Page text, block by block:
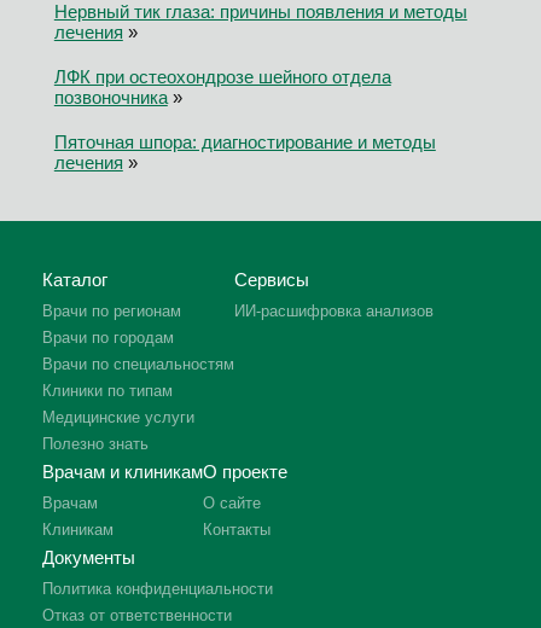
Нервный тик глаза: причины появления и методы
лечения »
ЛФК при остеохондрозе шейного отдела
позвоночника»
Пяточная шпора: диагностирование и методы
лечения »
Каталог
Врачи по регионам
Врачи по городам
Врачи по специальностям
Клиники по типам
Медицинские услуги
Полезно знать
Сервисы
ИИ-расшифровка анализов
Врачам и клиникам
Врачам
Клиникам
О проекте
О сайте
Контакты
Документы
Политика конфиденциальности
Отказ от ответственности